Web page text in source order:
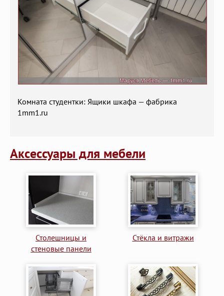
Комната студентки: Ящики шкафа — фабрика
1mm1.ru
Аксессуары для мебели
Столешницы и
стеновые панели
Стёкла и витражи